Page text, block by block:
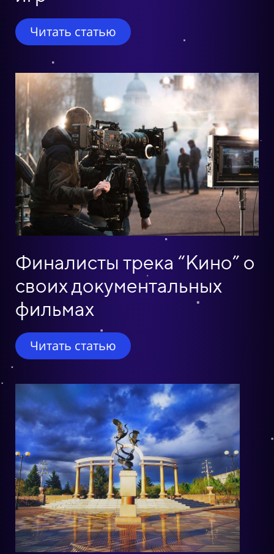
Читать статью
Финалисты трека “Кино” о
своих документальных
фильмах
Читать статью